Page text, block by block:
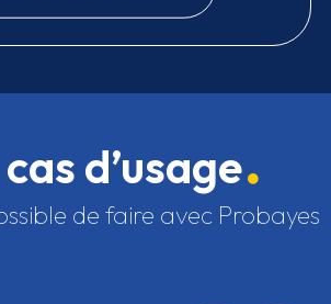
d’usage
de faire avec Probayes